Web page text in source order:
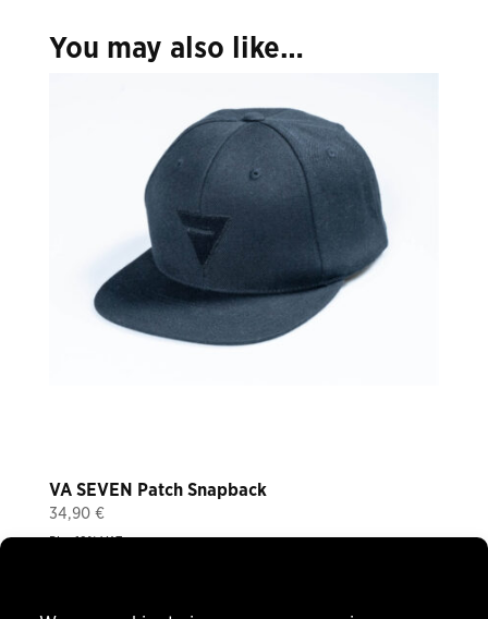
You may also like…
VA SEVEN Patch Snapback
34,90 €
Plus 19% VAT